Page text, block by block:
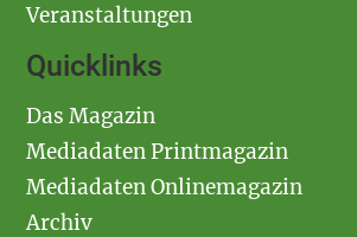
Veranstaltungen
Quicklinks
Das Magazin
Mediadaten Printmagazin
Mediadaten Onlinemagazin
Archiv